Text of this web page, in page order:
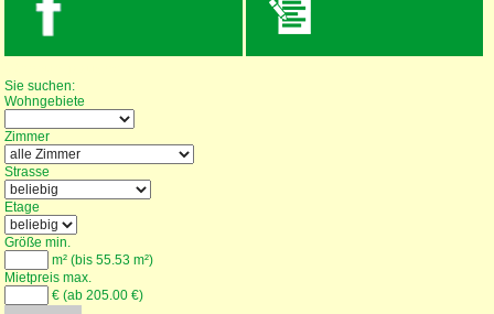
Sie suchen:
Wohngebiete
Zimmer
Strasse
Etage
Größe min.
m² (bis 55.53 m²)
Mietpreis max.
€ (ab 205.00 €)